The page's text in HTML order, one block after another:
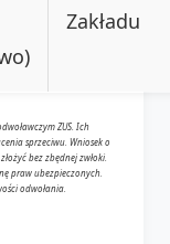
Zakładu
ZUS. Ich
sprzeciwu. Wniosek o
bez zbędnej zwłoki.
praw ubezpieczonych.
odwołania.